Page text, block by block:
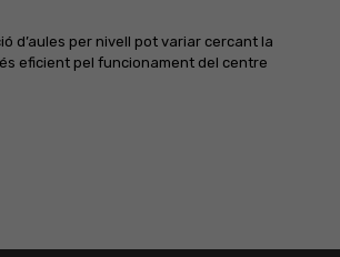
d’aules per nivell pot variar cercant la
eficient pel funcionament del centre